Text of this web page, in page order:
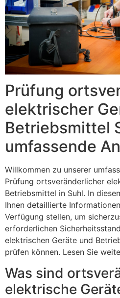
Prüfung
elektrischer
Betriebsmittel
umfassende
Willkommen zu unserer
Prüfung ortsveränderlicher
Betriebsmittel in Suhl. In
Ihnen detaillierte
Verfügung stellen, um
erforderlichen
elektrischen Geräte und
prüfen können. Lesen Sie
Was sind
elektrische